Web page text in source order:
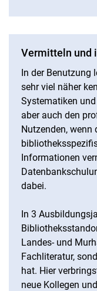
Vermitteln und
In der Benutzung
sehr viel näher
Systematiken
aber auch den
Nutzenden, wenn
Informationen
dabei.
In 3
Landes- und
Fachliteratur,
hat. Hier
neue Kollegen